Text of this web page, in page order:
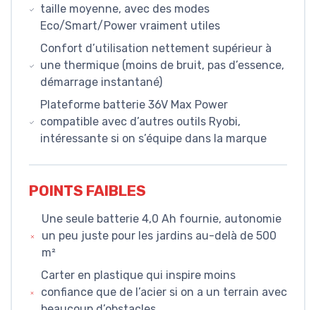
taille moyenne, avec des modes
Eco/Smart/Power vraiment utiles
Confort d’utilisation nettement supérieur à
une thermique (moins de bruit, pas d’essence,
démarrage instantané)
Plateforme batterie 36V Max Power
compatible avec d’autres outils Ryobi,
intéressante si on s’équipe dans la marque
POINTS FAIBLES
Une seule batterie 4,0 Ah fournie, autonomie
un peu juste pour les jardins au-delà de 500
m²
Carter en plastique qui inspire moins
confiance que de l’acier si on a un terrain avec